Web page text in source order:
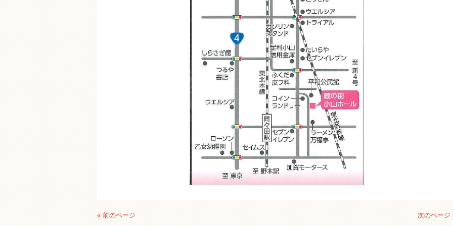
« 前のページ 次のページ